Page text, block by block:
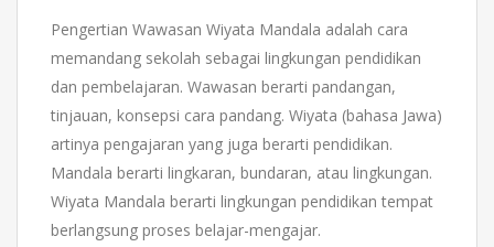
Pengertian Wawasan Wiyata Mandala adalah cara
memandang sekolah sebagai lingkungan pendidikan
dan pembelajaran. Wawasan berarti pandangan,
tinjauan, konsepsi cara pandang. Wiyata (bahasa Jawa)
artinya pengajaran yang juga berarti pendidikan.
Mandala berarti lingkaran, bundaran, atau lingkungan.
Wiyata Mandala berarti lingkungan pendidikan tempat
berlangsung proses belajar-mengajar.